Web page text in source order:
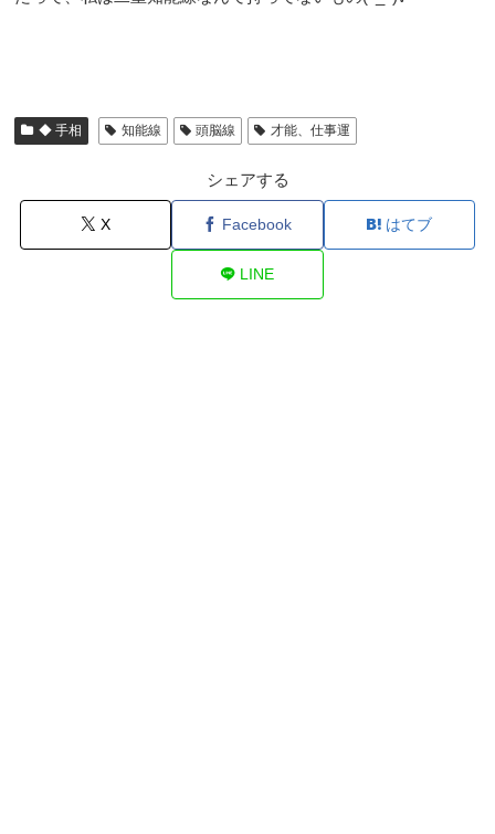
◆ 手相 知能線 頭脳線 才能、仕事運
シェアする
X Facebook はてブ
LINE